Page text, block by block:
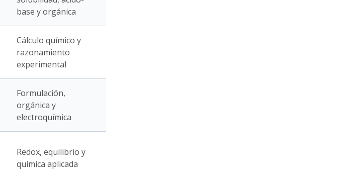
base y orgánica
Cálculo químico y
razonamiento
experimental
Formulación,
orgánica y
electroquímica
Redox, equilibrio y
química aplicada